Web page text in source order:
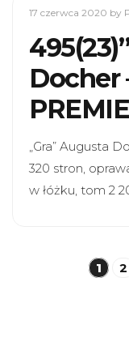
17 czerwca 2020 by
Docher
„Gra” Augusta
320 stron,
w łóżku, tom 2
1 2